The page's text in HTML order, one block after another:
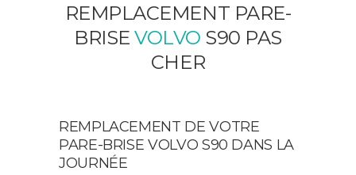
REMPLACEMENT PARE-
BRISEVOLVO S90 PAS
CHER
REMPLACEMENT DE VOTRE
PARE-BRISE VOLVO S90 DANS LA
JOURNÉE